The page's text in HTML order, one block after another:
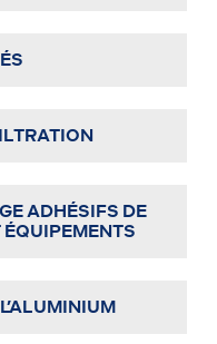
ADHÉSIFS DE
ÉQUIPEMENTS